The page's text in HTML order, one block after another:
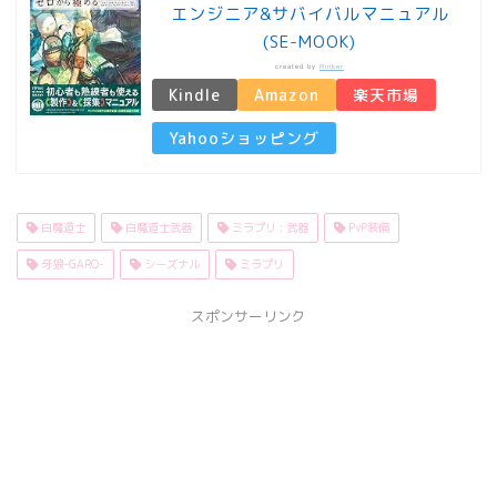
エンジニア&サバイバルマニュアル
(SE-MOOK)
created by Rinker
Kindle Amazon 楽天市場
Yahooショッピング
白魔道士 白魔道士武器 ミラプリ : 武器 PvP装備
牙狼-GARO- シーズナル ミラプリ
スポンサーリンク